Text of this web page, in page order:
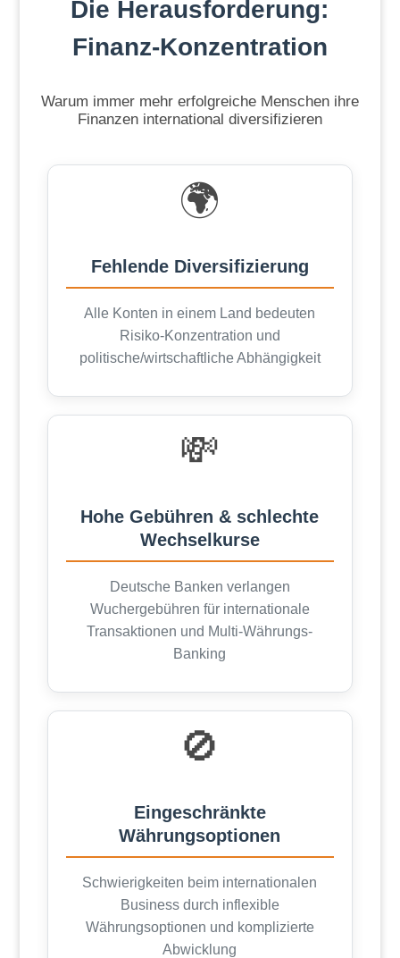
Die Herausforderung:
Finanz-Konzentration
Warum immer mehr erfolgreiche Menschen ihre
Finanzen international diversifizieren
🌍
Fehlende Diversifizierung
Alle Konten in einem Land bedeuten
Risiko-Konzentration und
politische/wirtschaftliche Abhängigkeit
💸
Hohe Gebühren & schlechte
Wechselkurse
Deutsche Banken verlangen
Wuchergebühren für internationale
Transaktionen und Multi-Währungs-
Banking
🚫
Eingeschränkte
Währungsoptionen
Schwierigkeiten beim internationalen
Business durch inflexible
Währungsoptionen und komplizierte
Abwicklung